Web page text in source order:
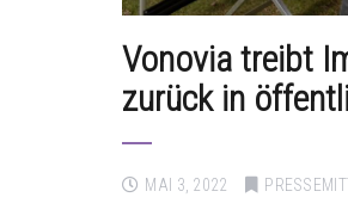
Vonovia treibt
zurück in
MAI 3, 2022